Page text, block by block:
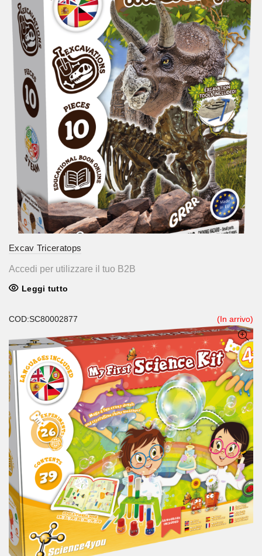
Excav Triceratops
Accedi per utilizzare il tuo B2B
Leggi tutto
COD:SC80002877 (In arrivo)